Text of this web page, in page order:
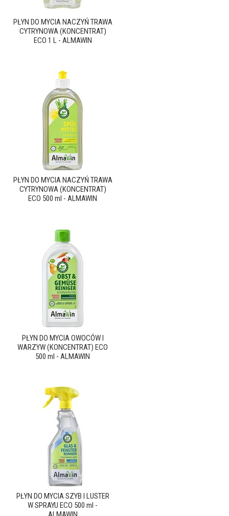
PŁYN DO MYCIA NACZYŃ TRAWA
CYTRYNOWA (KONCENTRAT)
ECO 1 L - ALMAWIN
PŁYN DO MYCIA NACZYŃ TRAWA
CYTRYNOWA (KONCENTRAT)
ECO 500 ml - ALMAWIN
PŁYN DO MYCIA OWOCÓW I
WARZYW (KONCENTRAT) ECO
500 ml - ALMAWIN
PŁYN DO MYCIA SZYB I LUSTER
W SPRAYU ECO 500 ml -